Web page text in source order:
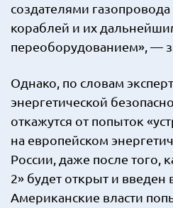
создателями
кораблей и их
переоборудованием», —
Однако, по словам
энергетической
откажутся от попыток
на европейском
России, даже после того,
2» будет открыт и введен
Американские власти